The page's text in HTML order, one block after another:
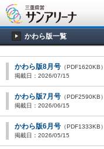
かわら版一覧
かわら版8月号 （PDF1620KB）
掲載日：2026/07/15
かわら版7月号 （PDF2590KB）
掲載日：2026/06/15
かわら版6月号 （PDF1333KB）
掲載日：2026/05/15